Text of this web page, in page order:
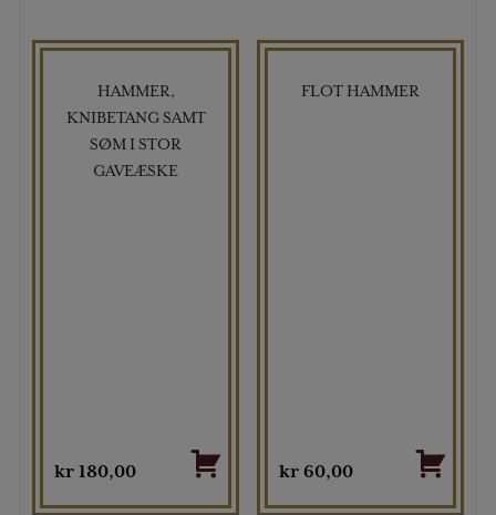
HAMMER,
KNIBETANG SAMT
SØM I STOR
GAVEÆSKE
kr180,00
FLOT HAMMER
kr60,00